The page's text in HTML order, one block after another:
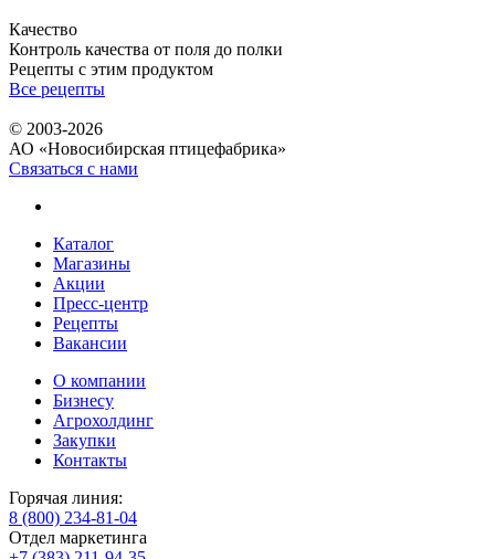
Качество
Контроль качества от поля до полки
Рецепты с этим продуктом
Все рецепты
© 2003-2026
АО «Новосибирская птицефабрика»
Связаться с нами
Каталог
Магазины
Акции
Пресс-центр
Рецепты
Вакансии
О компании
Бизнесу
Агрохолдинг
Закупки
Контакты
Горячая линия:
8 (800) 234-81-04
Отдел маркетинга